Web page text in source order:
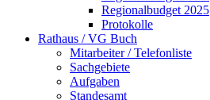
Regionalbudget 2025
Protokolle
Rathaus / VG Buch
Mitarbeiter / Telefonliste
Sachgebiete
Aufgaben
Standesamt